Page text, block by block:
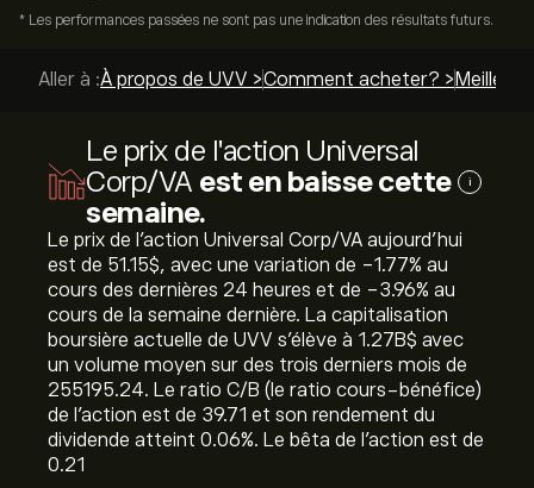
* Les performances passées ne sont pas une indication des résultats futurs.
Aller à :À propos de UVV >Comment acheter? >
Le prix de l'action Universal
Corp/VA est en baisse cette
semaine.
i
Le prix de l'action Universal Corp/VA aujourd'hui
est de 51.15‎$‎, avec une variation de ‎-1.77‎% au
cours des dernières 24 heures et de ‎-3.96‎% au
cours de la semaine dernière. La capitalisation
boursière actuelle de UVV s'élève à 1.27B‎$‎ avec
un volume moyen sur des trois derniers mois de
255195.24. Le ratio C/B (le ratio cours-bénéfice)
de l'action est de 39.71 et son rendement du
dividende atteint 0.06%. Le bêta de l'action est de
0.21